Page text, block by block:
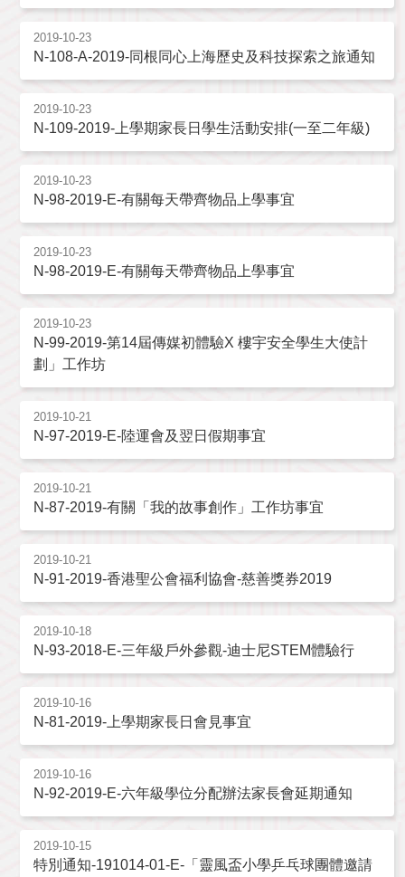
2019-10-23
N-108-A-2019-同根同心上海歷史及科技探索之旅通知
2019-10-23
N-109-2019-上學期家長日學生活動安排(一至二年級)
2019-10-23
N-98-2019-E-有關每天帶齊物品上學事宜
2019-10-23
N-98-2019-E-有關每天帶齊物品上學事宜
2019-10-23
N-99-2019-第14屆傳媒初體驗X 樓宇安全學生大使計
劃」工作坊
2019-10-21
N-97-2019-E-陸運會及翌日假期事宜
2019-10-21
N-87-2019-有關「我的故事創作」工作坊事宜
2019-10-21
N-91-2019-香港聖公會福利協會-慈善獎券2019
2019-10-18
N-93-2018-E-三年級戶外參觀-迪士尼STEM體驗行
2019-10-16
N-81-2019-上學期家長日會見事宜
2019-10-16
N-92-2019-E-六年級學位分配辦法家長會延期通知
2019-10-15
特別通知-191014-01-E-「靈風盃小學乒乓球團體邀請